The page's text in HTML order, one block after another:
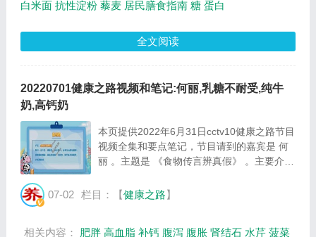
白米面 抗性淀粉 藜麦 居民膳食指南 糖 蛋白
全文阅读
20220701健康之路视频和笔记:何丽,乳糖不耐受,纯牛
奶,高钙奶
本页提供2022年6月31日cctv10健康之路节目
视频全集和要点笔记，节目请到的嘉宾是 何
丽 。主题是 《食物传言辨真假》 。主要介绍
有营养吗，牛奶和果汁能不能一起喝等相关内
07-02 栏目：【健康之路】
相关内容： 肥胖 高血脂 补钙 腹泻 腹胀 肾结石 水芹 菠菜